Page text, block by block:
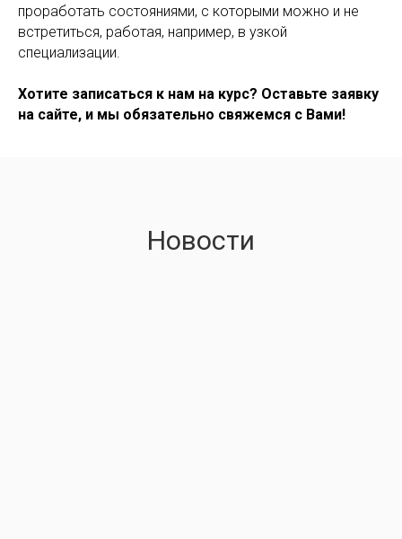
проработать состояниями, с которыми можно и не
встретиться, работая, например, в узкой
специализации.
Хотите записаться к нам на курс? Оставьте заявку
на сайте, и мы обязательно свяжемся с Вами!
Новости